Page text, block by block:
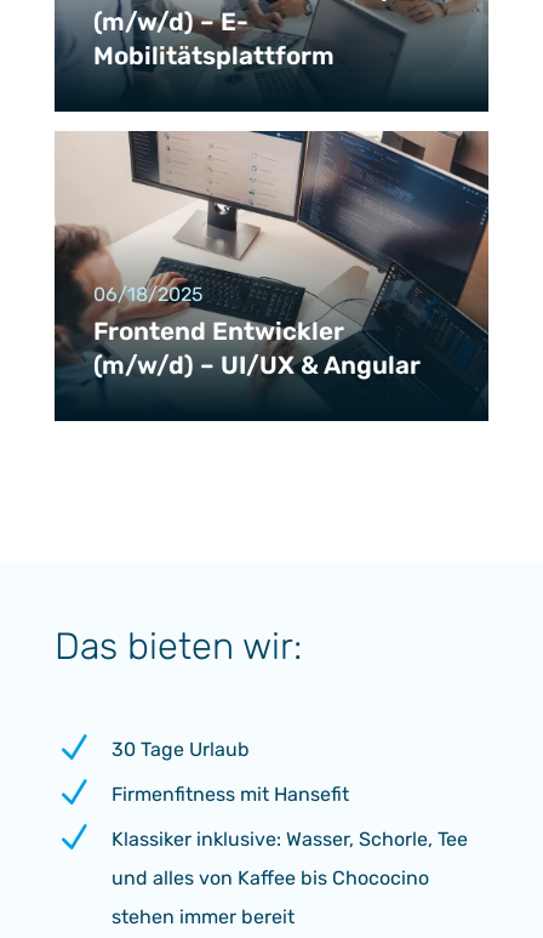
(m/w/d) – E-
Mobilitätsplattform
06/18/2025
Frontend Entwickler
(m/w/d) – UI/UX & Angular
Das bieten wir:
N 30 Tage Urlaub
N Firmenfitness mit Hansefit
N
Klassiker inklusive: Wasser, Schorle, Tee
und alles von Kaffee bis Chococino
stehen immer bereit